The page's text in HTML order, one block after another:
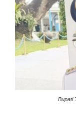
Bupati